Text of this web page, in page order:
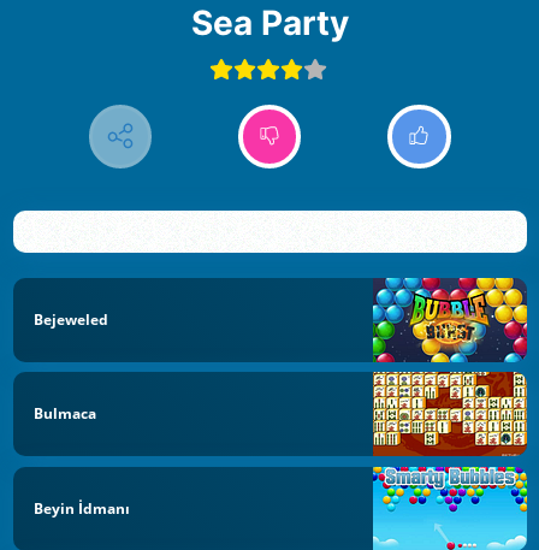
Sea Party
Bejeweled
Bulmaca
Beyin İdmanı